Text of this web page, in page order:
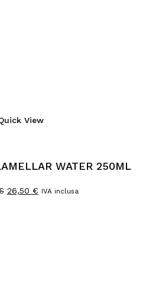
View
WATER 250ML
Il
26,50 €IlIVA inclusa